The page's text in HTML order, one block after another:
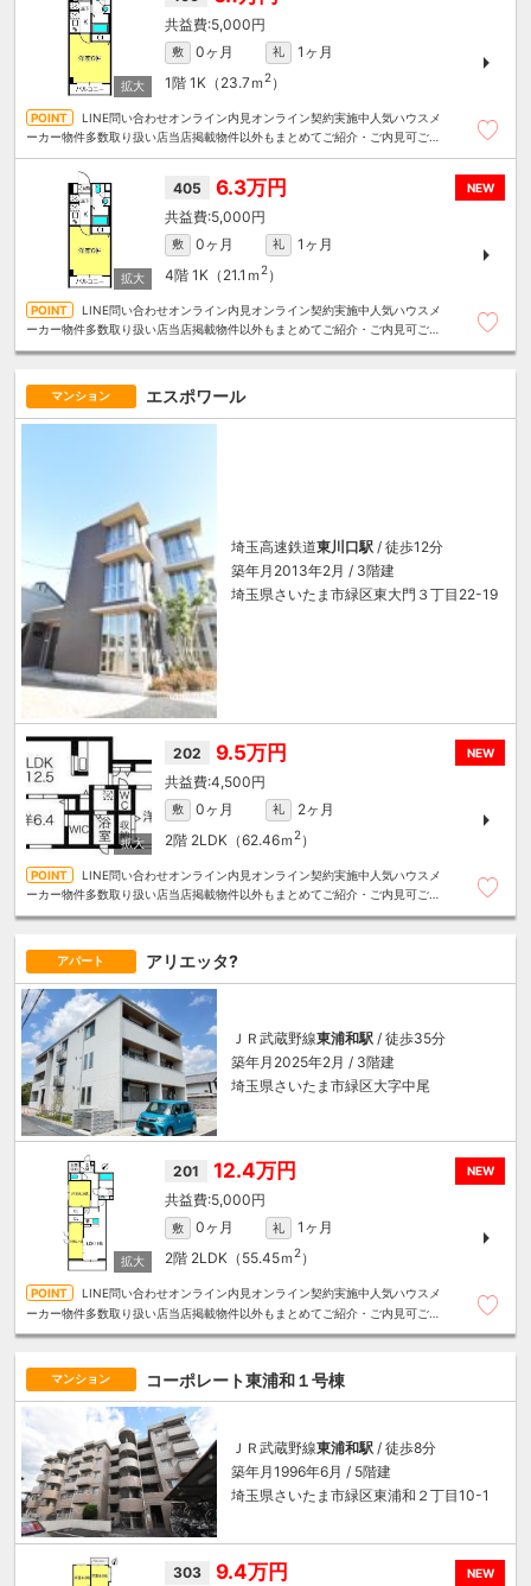
5,000円
敷 0ヶ月 礼
1ヶ月
1階 1K（23.7ｍ 2）
LINE問い合わせオンライン内見オンライン契約実施中人気ハウスメ
ーカー物件多数取り扱い店当店掲載物件以外もまとめてご紹介・ご内見可ご予
NEW
405 6.3万円
5,000円
敷 0ヶ月 礼
1ヶ月
4階 1K（21.1ｍ 2）
LINE問い合わせオンライン内見オンライン契約実施中人気ハウスメ
ーカー物件多数取り扱い店当店掲載物件以外もまとめてご紹介・ご内見可ご予
マンション エスポワール
埼玉高速鉄道東川口駅 / 徒歩12分
築年月2013年2月 / 3階建
埼玉県さいたま市緑区東大門３丁目22-19
NEW
202 9.5万円
4,500円
敷 0ヶ月 礼
2ヶ月
2階 2LDK（62.46ｍ 2）
LINE問い合わせオンライン内見オンライン契約実施中人気ハウスメ
ーカー物件多数取り扱い店当店掲載物件以外もまとめてご紹介・ご内見可ご予
アパート アリエッタ?
ＪＲ武蔵野線東浦和駅 / 徒歩35分
築年月2025年2月 / 3階建
埼玉県さいたま市緑区大字中尾
NEW
201 12.4万円
5,000円
敷 0ヶ月 礼
1ヶ月
2階 2LDK（55.45ｍ 2）
LINE問い合わせオンライン内見オンライン契約実施中人気ハウスメ
ーカー物件多数取り扱い店当店掲載物件以外もまとめてご紹介・ご内見可ご予
マンション コーポレート東浦和１号棟
ＪＲ武蔵野線東浦和駅 / 徒歩8分
築年月1996年6月 / 5階建
埼玉県さいたま市緑区東浦和２丁目10-1
NEW
303 9.4万円